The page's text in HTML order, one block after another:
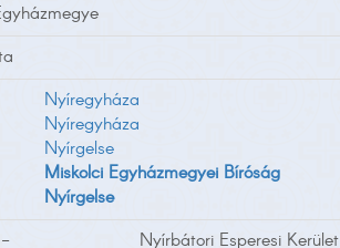
Nyíregyháza
Nyíregyháza
Nyírgelse
Miskolci Egyházmegyei Bíróság
Nyírgelse
- Nyírbátori Esperesi Kerület